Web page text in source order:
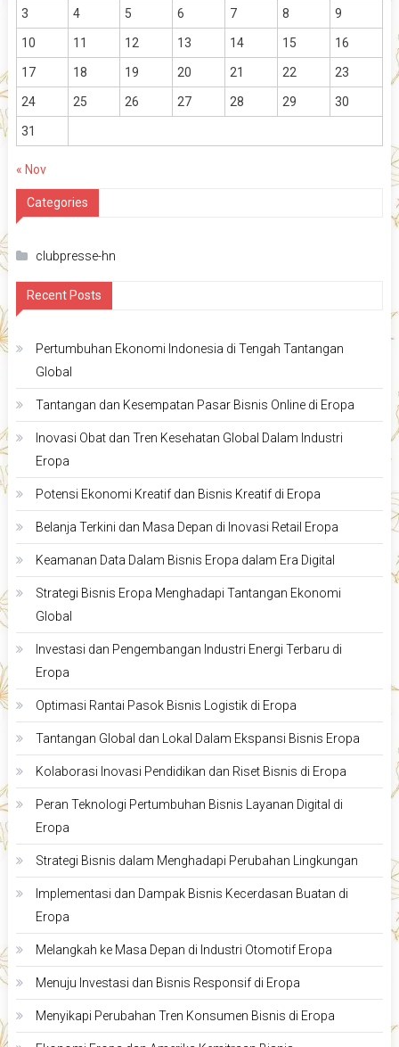
3 4 5 6 7 8 9
10 11 12 13 14 15 16
17 18 19 20 21 22 23
24 25 26 27 28 29 30
31
« Nov
Categories
clubpresse-hn
Recent Posts
Pertumbuhan Ekonomi Indonesia di Tengah Tantangan
Global
Tantangan dan Kesempatan Pasar Bisnis Online di Eropa
Inovasi Obat dan Tren Kesehatan Global Dalam Industri
Eropa
Potensi Ekonomi Kreatif dan Bisnis Kreatif di Eropa
Belanja Terkini dan Masa Depan di Inovasi Retail Eropa
Keamanan Data Dalam Bisnis Eropa dalam Era Digital
Strategi Bisnis Eropa Menghadapi Tantangan Ekonomi
Global
Investasi dan Pengembangan Industri Energi Terbaru di
Eropa
Optimasi Rantai Pasok Bisnis Logistik di Eropa
Tantangan Global dan Lokal Dalam Ekspansi Bisnis Eropa
Kolaborasi Inovasi Pendidikan dan Riset Bisnis di Eropa
Peran Teknologi Pertumbuhan Bisnis Layanan Digital di
Eropa
Strategi Bisnis dalam Menghadapi Perubahan Lingkungan
Implementasi dan Dampak Bisnis Kecerdasan Buatan di
Eropa
Melangkah ke Masa Depan di Industri Otomotif Eropa
Menuju Investasi dan Bisnis Responsif di Eropa
Menyikapi Perubahan Tren Konsumen Bisnis di Eropa